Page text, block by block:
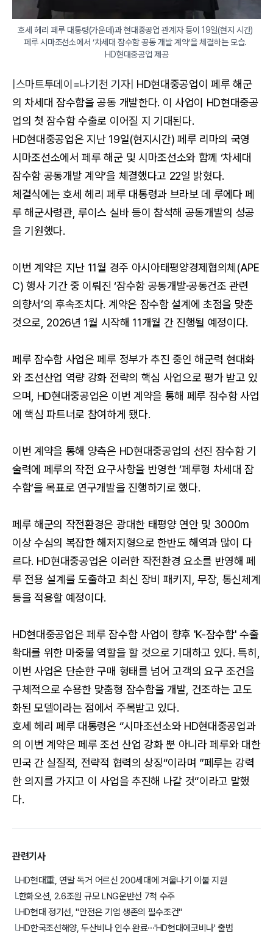
호세 헤리 페루 대통령(가운데)과 현대중공업 관계자 등이 19일(현지 시간)
페루 시마조선소에서 ‘차세대 잠수함 공동 개발 계약’을 체결하는 모습.
HD현대중공업 제공
|스마트투데이=나기천 기자| HD현대중공업이 페루 해군
의 차세대 잠수함을 공동 개발한다. 이 사업이 HD현대중공
업의 첫 잠수함 수출로 이어질 지 기대된다.
HD현대중공업은 지난 19일(현지시간) 페루 리마의 국영
시마조선소에서 페루 해군 및 시마조선소와 함께 ‘차세대
잠수함 공동개발 계약’을 체결했다고 22일 밝혔다.
체결식에는 호세 헤리 페루 대통령과 브라보 데 루에다 페
루 해군사령관, 루이스 실바 등이 참석해 공동개발의 성공
을 기원했다.
이번 계약은 지난 11월 경주 아시아태평양경제협의체(APE
C) 행사 기간 중 이뤄진 ‘잠수함 공동개발·공동건조 관련
의향서’의 후속조치다. 계약은 잠수함 설계에 초점을 맞춘
것으로, 2026년 1월 시작해 11개월 간 진행될 예정이다.
페루 잠수함 사업은 페루 정부가 추진 중인 해군력 현대화
와 조선산업 역량 강화 전략의 핵심 사업으로 평가 받고 있
으며, HD현대중공업은 이번 계약을 통해 페루 잠수함 사업
에 핵심 파트너로 참여하게 됐다.
이번 계약을 통해 양측은 HD현대중공업의 선진 잠수함 기
술력에 페루의 작전 요구사항을 반영한 ‘페루형 차세대 잠
수함’을 목표로 연구개발을 진행하기로 했다.
페루 해군의 작전환경은 광대한 태평양 연안 및 3000m
이상 수심의 복잡한 해저지형으로 한반도 해역과 많이 다
르다. HD현대중공업은 이러한 작전환경 요소를 반영해 페
루 전용 설계를 도출하고 최신 장비 패키지, 무장, 통신체계
등을 적용할 예정이다.
HD현대중공업은 페루 잠수함 사업이 향후 'K-잠수함' 수출
확대를 위한 마중물 역할을 할 것으로 기대하고 있다. 특히,
이번 사업은 단순한 구매 형태를 넘어 고객의 요구 조건을
구체적으로 수용한 맞춤형 잠수함을 개발, 건조하는 고도
화된 모델이라는 점에서 주목받고 있다.
호세 헤리 페루 대통령은 “시마조선소와 HD현대중공업과
의 이번 계약은 페루 조선 산업 강화 뿐 아니라 페루와 대한
민국 간 실질적, 전략적 협력의 상징“이라며 ”페루는 강력
한 의지를 가지고 이 사업을 추진해 나갈 것“이라고 말했
다.
관련기사
└HD현대重, 연말 독거 어르신 200세대에 겨울나기 이불 지원
└한화오션, 2.6조원 규모 LNG운반선 7척 수주
└HD현대 정기선, "안전은 기업 생존의 필수조건"
└HD한국조선해양, 두산비나 인수 완료⋯'HD현대에코비나' 출범